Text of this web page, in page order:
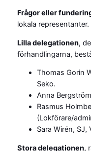
Frågor eller
lokala representanter.
Lilla delegationen,
förhandlingarna,
Thomas Gorin
Seko.
Anna
Rasmus
(Lokförare/
Sara Wirén, SJ,
Stora delegationen,